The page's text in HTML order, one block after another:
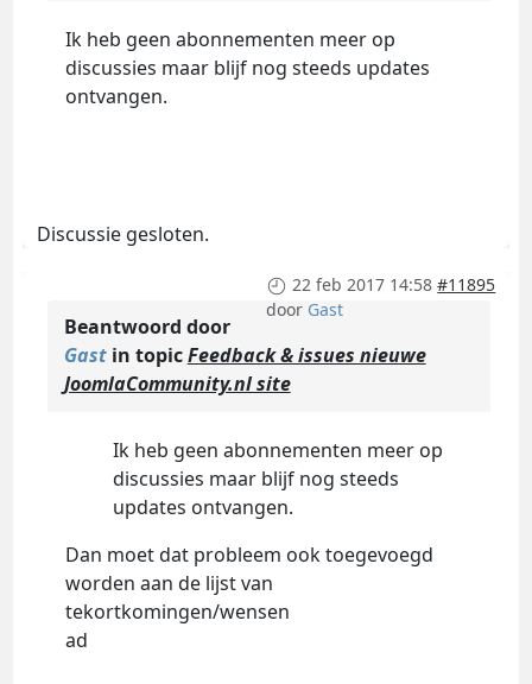
Ik heb geen abonnementen meer op
discussies maar blijf nog steeds updates
ontvangen.
Discussie gesloten.
22 feb 2017 14:58 #11895
door Gast
Beantwoord door
Gastin topicFeedback & issues nieuwe
JoomlaCommunity.nl site
Ik heb geen abonnementen meer op
discussies maar blijf nog steeds
updates ontvangen.
Dan moet dat probleem ook toegevoegd
worden aan de lijst van
tekortkomingen/wensen
ad